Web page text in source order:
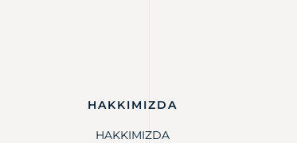
HAKKIMIZDA
HAKKIMIZDA